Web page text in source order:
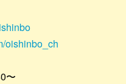
oishinbo_ch
〜